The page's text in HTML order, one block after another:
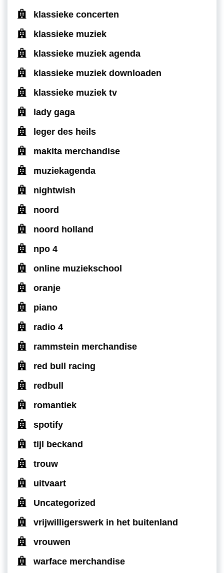
klassieke concerten
klassieke muziek
klassieke muziek agenda
klassieke muziek downloaden
klassieke muziek tv
lady gaga
leger des heils
makita merchandise
muziekagenda
nightwish
noord
noord holland
npo 4
online muziekschool
oranje
piano
radio 4
rammstein merchandise
red bull racing
redbull
romantiek
spotify
tijl beckand
trouw
uitvaart
Uncategorized
vrijwilligerswerk in het buitenland
vrouwen
warface merchandise